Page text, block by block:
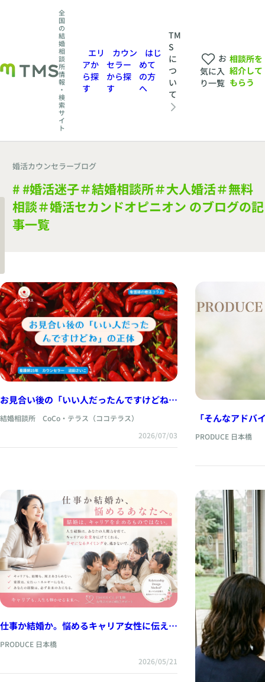
全
国
の
結
婚
相
談
所
情
報
・
検
索
サ
イ
ト
エリ
アか
ら探
す
カウン
セラー
から探
す
はじ
めて
の方
へ
TM
S
に
つ
い
て
お
気に入
り一覧
相談所を
紹介して
もらう
婚活カウンセラーブログ
# #婚活迷子＃結婚相談所＃大人婚活＃無料
相談＃婚活セカンドオピニオン のブログの記
事一覧
お見合い後の「いい人だったんですけどね」
結婚相談所 CoCo・テラス（ココテラス）
2026/07/03
「そんなアドバ
PRODUCE 日本橋
仕事か結婚か。悩めるキャリア女性に伝えた
PRODUCE 日本橋
2026/05/21